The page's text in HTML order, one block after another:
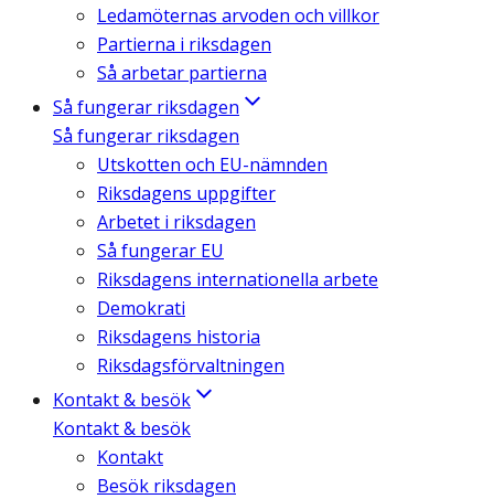
Ledamöternas arvoden och villkor
Partierna i riksdagen
Så arbetar partierna
Så fungerar riksdagen
Så fungerar riksdagen
Utskotten och EU-nämnden
Riksdagens uppgifter
Arbetet i riksdagen
Så fungerar EU
Riksdagens internationella arbete
Demokrati
Riksdagens historia
Riksdagsförvaltningen
Kontakt & besök
Kontakt & besök
Kontakt
Besök riksdagen